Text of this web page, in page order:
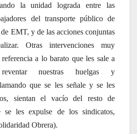
la unidad lograda entre las
del transporte público de
EMT, y de las acciones conjuntas
Otras intervenciones muy
a lo barato que les sale a
nuestras huelgas y
que se les señale y se les
sientan el vacío del resto de
se les expulse de los sindicatos,
Obrera).